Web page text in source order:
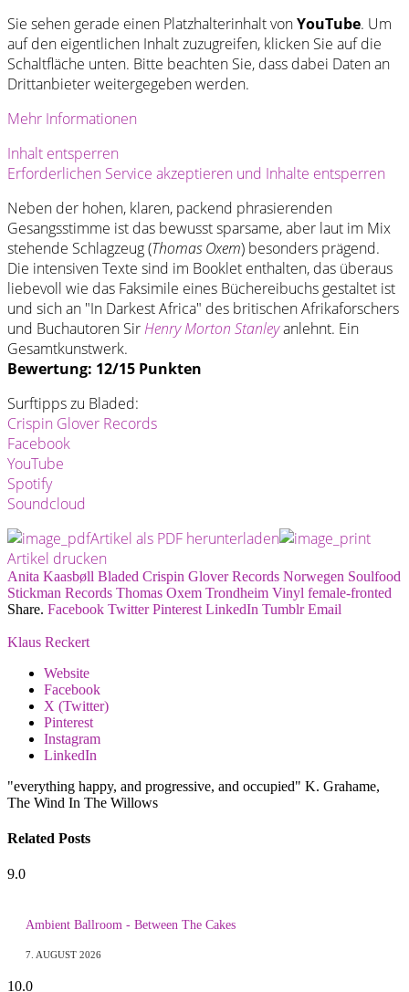
Sie sehen gerade einen Platzhalterinhalt vonYouTube. Um
auf den eigentlichen Inhalt zuzugreifen, klicken Sie auf die
Schaltfläche unten. Bitte beachten Sie, dass dabei Daten an
Drittanbieter weitergegeben werden.
Mehr Informationen
Inhalt entsperren
Erforderlichen Service akzeptieren und Inhalte entsperren
Neben der hohen, klaren, packend phrasierenden
Gesangsstimme ist das bewusst sparsame, aber laut im Mix
stehende Schlagzeug (Thomas Oxem) besonders prägend.
Die intensiven Texte sind im Booklet enthalten, das überaus
liebevoll wie das Faksimile eines Büchereibuchs gestaltet ist
und sich an "In Darkest Africa" des britischen Afrikaforschers
und Buchautoren Sir Henry Morton Stanleyanlehnt. Ein
Gesamtkunstwerk.
Bewertung: 12/15 Punkten
Surftipps zu Bladed:
Crispin Glover Records
Facebook
YouTube
Spotify
Soundcloud
Artikel als PDF herunterladen
Artikel drucken
Anita Kaasbøll Bladed Crispin Glover Records Norwegen Soulfood
Stickman Records Thomas Oxem Trondheim Vinyl female-fronted
Share. Facebook Twitter Pinterest LinkedIn Tumblr Email
Klaus Reckert
Website
Facebook
X (Twitter)
Pinterest
Instagram
LinkedIn
"everything happy, and progressive, and occupied" K. Grahame,
The Wind In The Willows
Related Posts
9.0
Ambient Ballroom - Between The Cakes
7. AUGUST 2026
10.0